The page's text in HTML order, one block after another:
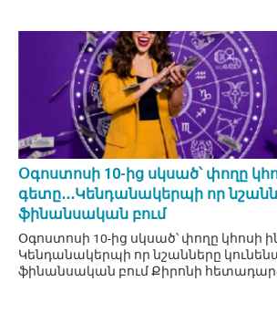
Օգոստոսի 10-ից սկսած՝ փողը
գետը․․․Կենդանակերպի որ
ֆինանսական բում
Օգոստոսի 10-ից սկսած՝ փողը կհոսի
Կենդանակերպի որ նշանները
ֆինանսական բում Քիրոնի